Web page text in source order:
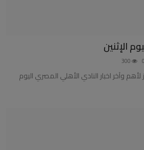
الإثنين
وآخر اخبار النادي الأهلي المصري اليوم